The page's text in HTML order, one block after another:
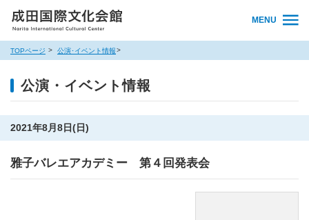
MENU
TOPページ 公演･イベント情報
公演・イベント情報
2021年8月8日(日)
雅子バレエアカデミー 第４回発表会